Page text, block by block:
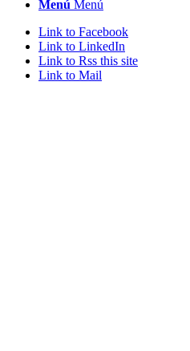
Menú Menú
Link to Facebook
Link to LinkedIn
Link to Rss this site
Link to Mail